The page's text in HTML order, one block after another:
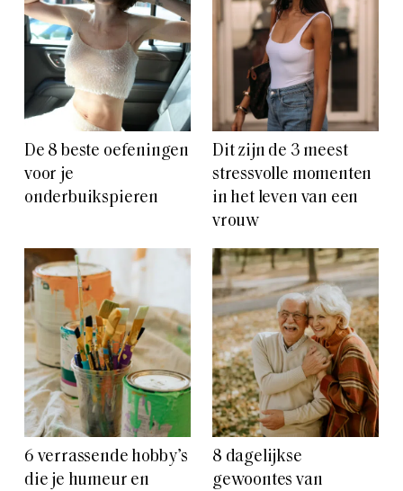
De 8 beste oefeningen
voor je
onderbuikspieren
Dit zijn de 3 meest
stressvolle momenten
in het leven van een
vrouw
6 verrassende hobby’s
die je humeur en
8 dagelijkse
gewoontes van